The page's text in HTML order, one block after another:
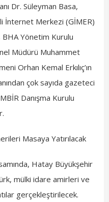
Dr. Süleyman Basa,
İnternet Merkezi (GİMER)
BHA Yönetim Kurulu
Müdürü Muhammet
Orhan Kemal Erkılıç’ın
çok sayıda gazeteci
Danışma Kurulu
Masaya Yatırılacak
Hatay Büyükşehir
mülki idare amirleri ve
gerçekleştirilecek.